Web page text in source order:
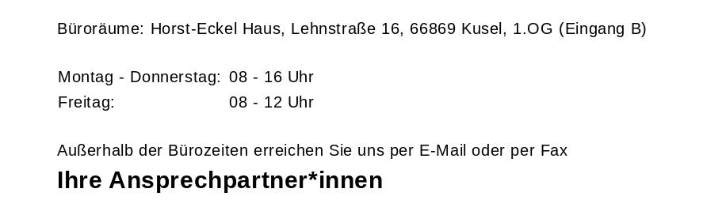
Büroräume: Horst-Eckel Haus, Lehnstraße 16, 66869 Kusel, 1.OG (Eingang B)
Montag - Donnerstag: 08 - 16 Uhr
Freitag:
08 - 12 Uhr
Außerhalb der Bürozeiten erreichen Sie uns per E-Mail oder per Fax
Ihre Ansprechpartner*innen